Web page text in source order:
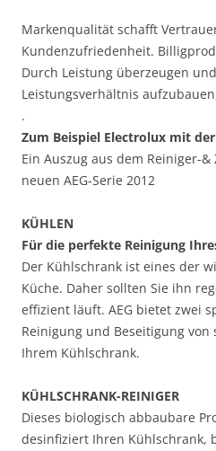
Markenqualität schafft
Kundenzufriedenheit.
Durch Leistung überzeugen
Leistungsverhältnis
.
Zum Beispiel Electrolux mit
Ein Auszug aus dem Reiniger-
neuen AEG-Serie 2012
KÜHLEN
Für die perfekte Reinigung
Der Kühlschrank ist eines der
Küche. Daher sollten Sie ihn
effizient läuft. AEG bietet zwei
Reinigung und Beseitigung von
Ihrem Kühlschrank.
KÜHLSCHRANK-REINIGER
Dieses biologisch abbaubare
desinfiziert Ihren Kühlschrank,